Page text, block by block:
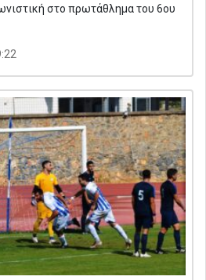
στο πρωτάθλημα του 6ου